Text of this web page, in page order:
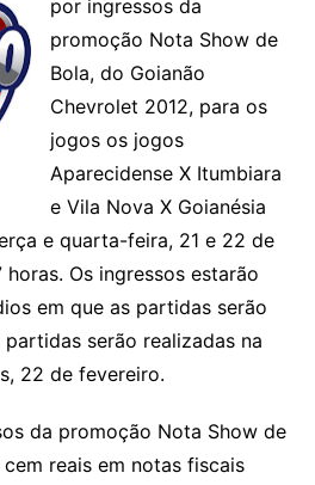
por ingressos da
promoção Nota Show de
Bola, do Goianão
Chevrolet 2012, para os
jogos os jogos
Aparecidense X Itumbiara
e Vila Nova X Goianésia
e quarta-feira, 21 e 22 de
Os ingressos estarão
em que as partidas serão
serão realizadas na
22 de fevereiro.
da promoção Nota Show de
reais em notas fiscais